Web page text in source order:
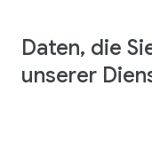
Daten, die
unserer